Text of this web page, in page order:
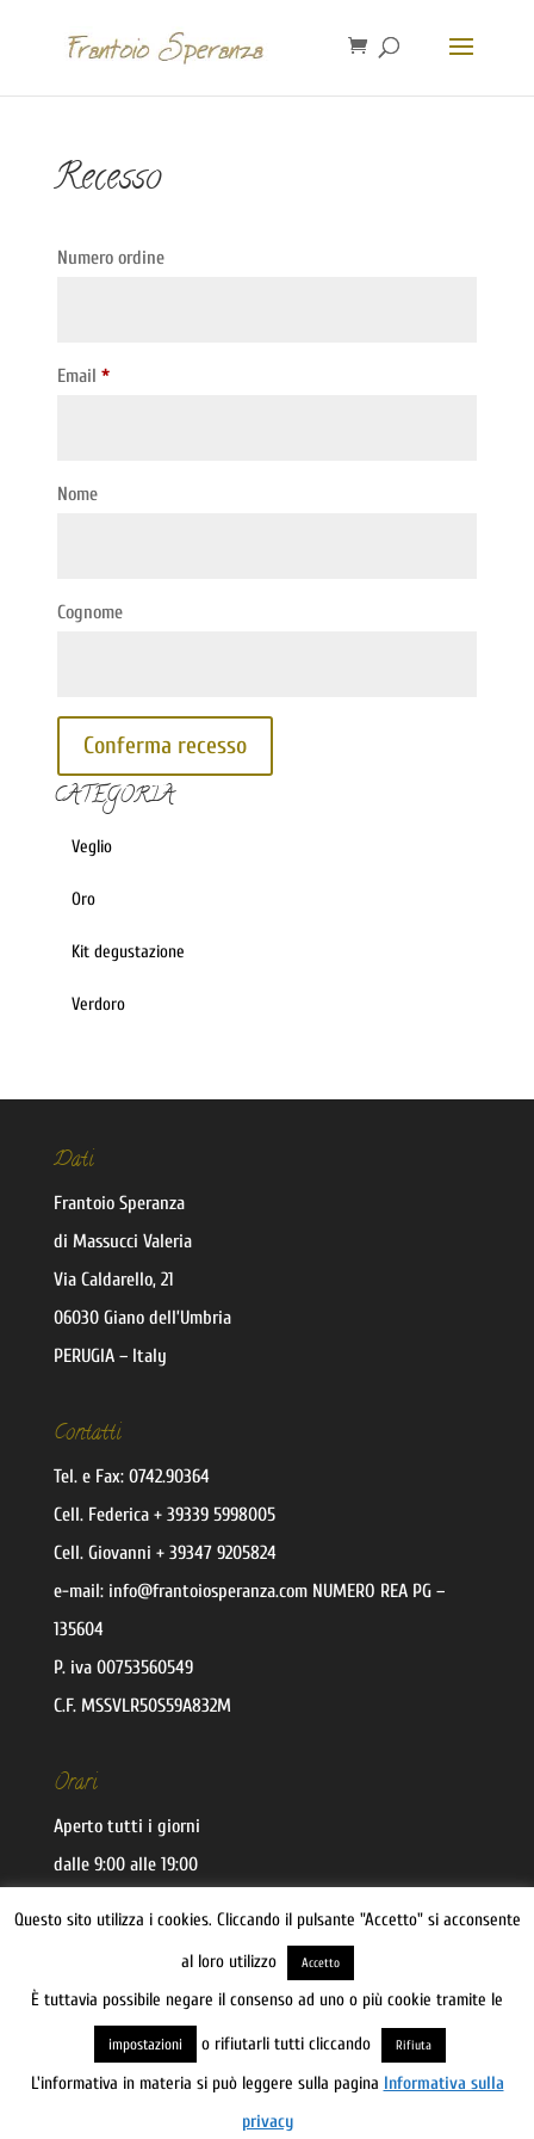
Recesso
Numero ordine
Email *
Email
Nome
Cognome
Conferma recesso
CATEGORIA
Veglio
Oro
Kit degustazione
Verdoro
Dati
Frantoio Speranza
di Massucci Valeria
Via Caldarello, 21
06030 Giano dell’Umbria
PERUGIA – Italy
Contatti
Tel. e Fax: 0742.90364
Cell. Federica + 39339 5998005
Cell. Giovanni + 39347 9205824
e-mail:
moc.aznarepsoiotnarf
@ofni
NUMERO REA PG –
135604
P. iva 00753560549
C.F. MSSVLR50S59A832M
Orari
Aperto tutti i giorni
dalle 9:00 alle 19:00
Questo sito utilizza i cookies. Cliccando il pulsante "Accetto" si acconsente
al loro utilizzo Accetto
È tuttavia possibile negare il consenso ad uno o più cookie tramite le
impostazioni o rifiutarli tutti cliccando Rifiuta
L'informativa in materia si può leggere sulla pagina Informativa sulla
privacy